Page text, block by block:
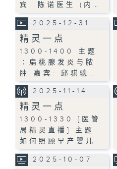
宾: 陈诺医生 (内…
2025-12-31
精灵一点
1300-1400 主题
∶扁桃腺发炎与脓
肿 嘉宾: 邱骐骢…
2025-11-14
精灵一点
1300-1330 [医管
局精灵直播] 主题:
如何照顾早产婴儿…
2025-10-07